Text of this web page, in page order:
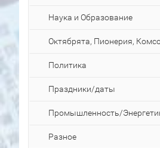
Наука и Образование
Октябрята, Пионерия,
Политика
Праздники/даты
Промышленность/
Разное